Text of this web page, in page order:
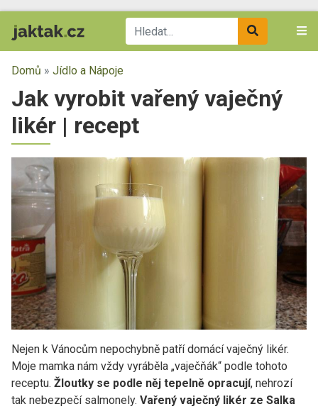
Domů » Jídlo a Nápoje
Jak vyrobit vařený vaječný
likér | recept
Nejen k Vánocům nepochybně patří domácí vaječný likér.
Moje mamka nám vždy vyráběla „vaječňák“ podle tohoto
receptu. Žloutky se podle něj tepelně opracují, nehrozí
tak nebezpečí salmonely. Vařený vaječný likér ze Salka